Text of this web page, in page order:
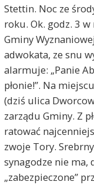
Stettin. Noc ze
roku. Ok. godz. 3
Gminy
adwokata, ze snu
alarmuje: „Panie
płonie!”. Na
(dziś ulica
zarządu Gminy. Z
ratować
zwoje Tory.
synagodze nie ma,
„zabezpieczone”